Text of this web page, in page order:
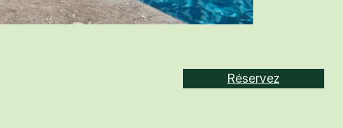
Réservez